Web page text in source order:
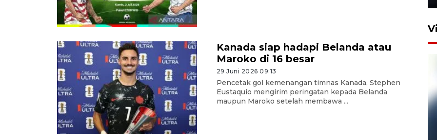
Kanada siap hadapi Belanda atau
Maroko di 16 besar
29 Juni 2026 09:13
Pencetak gol kemenangan timnas Kanada, Stephen
Eustaquio mengirim peringatan kepada Belanda
maupun Maroko setelah membawa ...